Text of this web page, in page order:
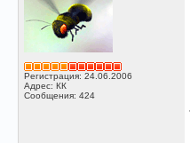
Регистрация: 24.06.2006
Адрес: КК
Сообщения: 424